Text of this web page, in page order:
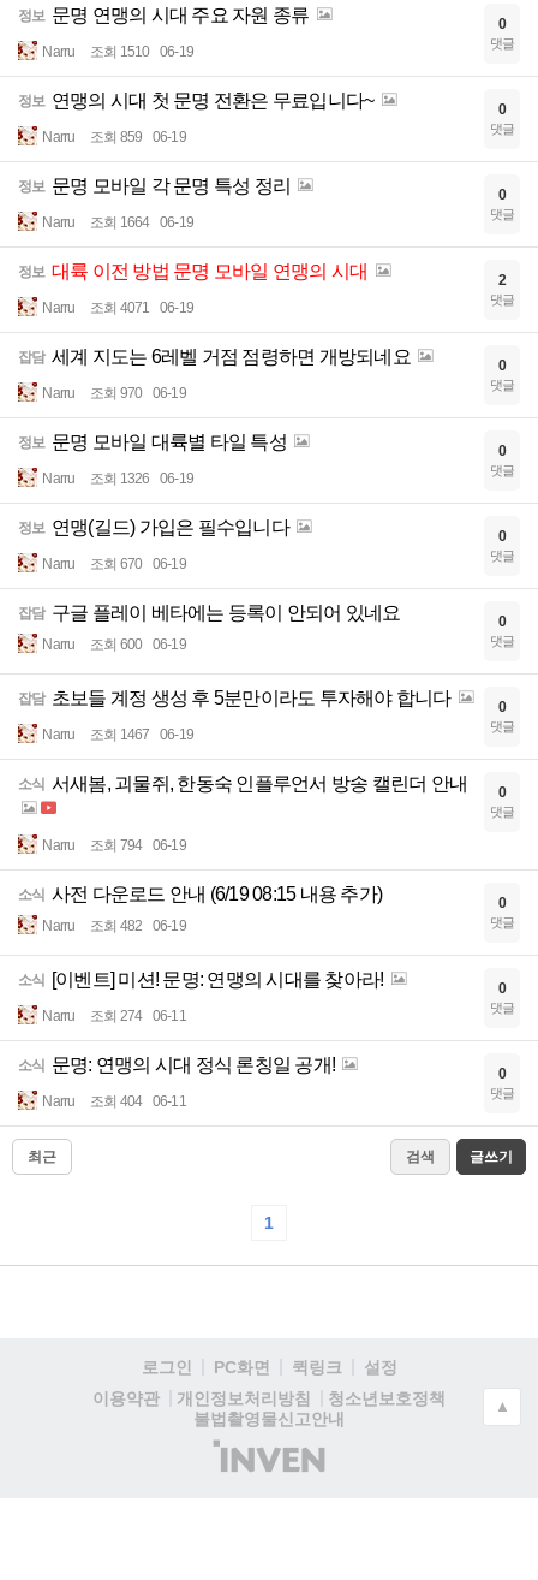
정보 문명 연맹의 시대 주요 자원 종류
Narru 조회 1510 06-19
0
댓글
정보 연맹의 시대 첫 문명 전환은 무료입니다~
Narru 조회 859 06-19
0
댓글
정보 문명 모바일 각 문명 특성 정리
Narru 조회 1664 06-19
0
댓글
정보 대륙 이전 방법 문명 모바일 연맹의 시대
Narru 조회 4071 06-19
2
댓글
잡담 세계 지도는 6레벨 거점 점령하면 개방되네요
Narru 조회 970 06-19
0
댓글
정보 문명 모바일 대륙별 타일 특성
Narru 조회 1326 06-19
0
댓글
정보 연맹(길드) 가입은 필수입니다
Narru 조회 670 06-19
0
댓글
잡담 구글 플레이 베타에는 등록이 안되어 있네요
Narru 조회 600 06-19
0
댓글
잡담 초보들 계정 생성 후 5분만이라도 투자해야 합니다
Narru 조회 1467 06-19
0
댓글
소식 서새봄, 괴물쥐, 한동숙 인플루언서 방송 캘린더 안내
Narru 조회 794 06-19
0
댓글
소식 사전 다운로드 안내 (6/19 08:15 내용 추가)
Narru 조회 482 06-19
0
댓글
소식 [이벤트] 미션! 문명: 연맹의 시대를 찾아라!
Narru 조회 274 06-11
0
댓글
소식 문명: 연맹의 시대 정식 론칭일 공개!
Narru 조회 404 06-11
0
댓글
최근 검색 글쓰기
1
로그인 PC화면 퀵링크
설정
이용약관
개인정보처리방침
청소년보호정책
불법촬영물신고안내
(주)
인
▲